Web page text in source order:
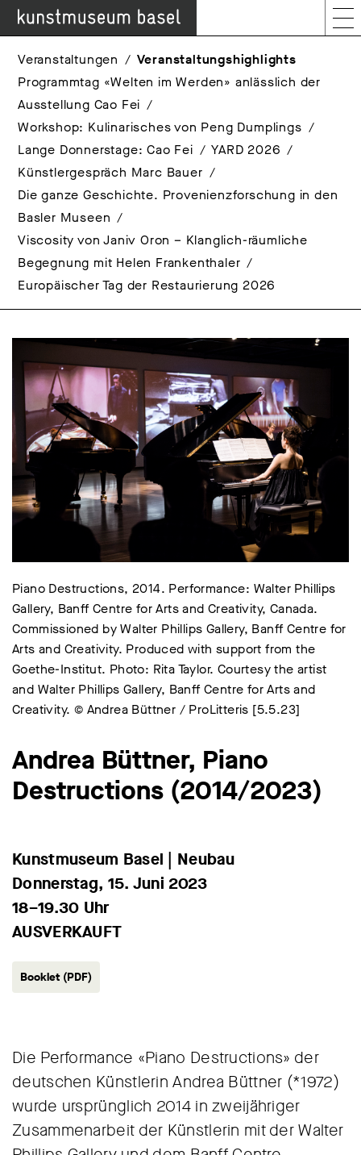
Veranstaltungen
Veranstaltungshighlights
Programmtag «Welten im Werden» anlässlich der
Ausstellung Cao Fei
Workshop: Kulinarisches von Peng Dumplings
Lange Donnerstage: Cao Fei
YARD 2026
Künstlergespräch Marc Bauer
Die ganze Geschichte. Provenienzforschung in den
Basler Museen
Viscosity von Janiv Oron – Klanglich-räumliche
Begegnung mit Helen Frankenthaler
Europäischer Tag der Restaurierung 2026
Piano Destructions, 2014. Performance: Walter Phillips
Gallery, Banff Centre for Arts and Creativity, Canada.
Commissioned by Walter Phillips Gallery, Banff Centre for
Arts and Creativity. Produced with support from the
Goethe-Institut. Photo: Rita Taylor. Courtesy the artist
and Walter Phillips Gallery, Banff Centre for Arts and
Creativity. © Andrea Büttner / ProLitteris [5.5.23]
Andrea Büttner, Piano
Destructions (2014/2023)
Kunstmuseum Basel | Neubau
Donnerstag, 15. Juni 2023
18–19.30 Uhr
AUSVERKAUFT
Booklet (PDF)
Die Performance «Piano Destructions» der
deutschen Künstlerin Andrea Büttner (*1972)
wurde ursprünglich 2014 in zweijähriger
Zusammenarbeit der Künstlerin mit der Walter